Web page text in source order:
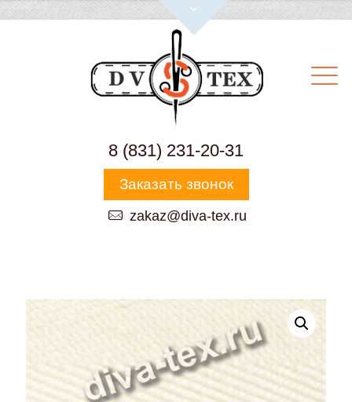
8 (831) 231-20-31
Заказать звонок
zakaz@diva-tex.ru